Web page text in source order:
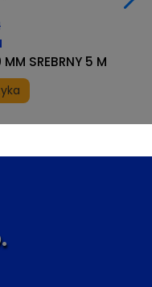
ULP21–4040